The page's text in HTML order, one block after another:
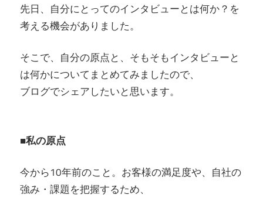
先日、自分にとってのインタビューとは何か？を
考える機会がありました。
そこで、自分の原点と、そもそもインタビューと
は何かについてまとめてみましたので、
ブログでシェアしたいと思います。
■私の原点
今から10年前のこと。お客様の満足度や、自社の
強み・課題を把握するため、